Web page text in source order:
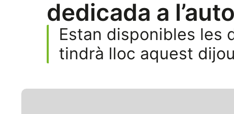
dedicada a
Estan disponibles les
tindrà lloc aquest